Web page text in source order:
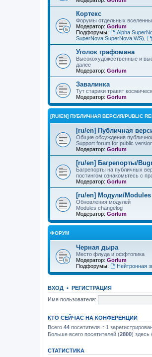
Кортекс
Форумы отдельных
Модератор: Gorlum
Подфорумы:
SuperNova.SuperNova.WS)
Уголок графомана
Высокохудожественные и
далее
Модератор: Gorlum
Завалинка
Тут старики травят
Модератор: Gorlum
[RU/EN] ПУБЛИЧНАЯ ВЕРСИЯ/PUBLIC
[ru/en] Публичная
Общие обсуждения
Support forum for public
Модератор: Gorlum
[ru/en] Багрепорты/
Багрепорты на публичных
постингом ознакомьтесь с
Модератор: Gorlum
[ru/en] Модули/Modules
Обновления модулей
Modules changelog
Модератор: Gorlum
ФОРУМ
Черная дыра
Место флуда и оффтопика
Модератор: Gorlum
Подфорумы:
Нейтронная
ВХОД • РЕГИСТРАЦИЯ
Имя пользователя:
КТО СЕЙЧАС НА КОНФЕРЕНЦИИ
Всего 44 посетителя :: 1
Больше всего посетителей (2800) здесь
СТАТИСТИКА